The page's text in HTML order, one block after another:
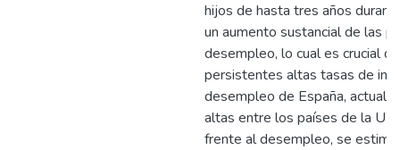
hijos de hasta tres años
un aumento sustancial de las
desempleo, lo cual es crucial
persistentes altas tasas de
desempleo de España,
altas entre los países de la UE.
frente al desempleo, se